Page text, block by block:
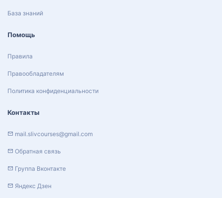
База знаний
Помощь
Правила
Правообладателям
Политика конфиденциальности
Контакты
mail.slivcourses@gmail.com
Обратная связь
Группа Вконтакте
Яндекс Дзен